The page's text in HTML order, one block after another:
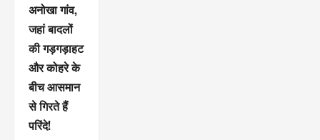
अनोखा गांव,
जहां बादलों
की गड़गड़ाहट
और कोहरे के
बीच आसमान
से गिरते हैं
परिंदे!